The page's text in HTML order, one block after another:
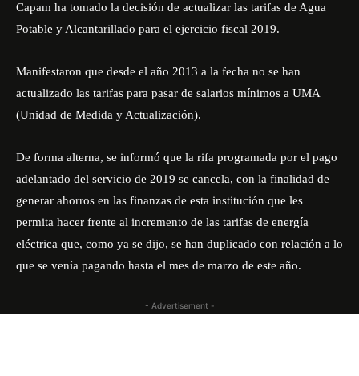
Capam ha tomado la decisión de actualizar las tarifas de Agua
Potable y Alcantarillado para el ejercicio fiscal 2019.
Manifestaron que desde el año 2013 a la fecha no se han
actualizado las tarifas para pasar de salarios mínimos a UMA
(Unidad de Medida y Actualización).
De forma alterna, se informó que la rifa programada por el pago
adelantado del servicio de 2019 se cancela, con la finalidad de
generar ahorros en las finanzas de esta institución que les
permita hacer frente al incremento de las tarifas de energía
eléctrica que, como ya se dijo, se han duplicado con relación a lo
que se venía pagando hasta el mes de marzo de este año.
- Advertisement -